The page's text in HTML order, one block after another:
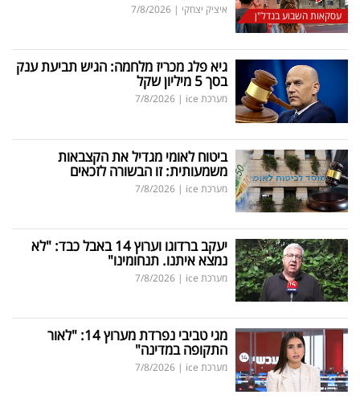
עסקאות השבוע בנדל"ן איציק יצחקי |
7/8/2026
גיא פלג מכריז מלחמה: הגיש תביעת ענק
בסך 5 מיליון שקל
מערכת ice |
7/8/2026
ביטוח לאומי מגדיל את הקצבאות
משמעותית: זו הבשורה לזכאים
מערכת ice |
7/8/2026
יעקב ברדוגו וערוץ 14 באבל כבד: "לא
נמצא איתנו. תנחומינו"
מערכת ice |
7/8/2026
מגי טביבי נפרדת מערוץ 14: "לאור
התקופה במדינה"
מערכת ice |
7/8/2026